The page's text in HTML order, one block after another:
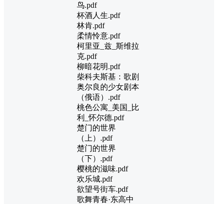
鸟.pdf
杯酒人生.pdf
林肯.pdf
柔情怜意.pdf
柯里亚_兹_斯维拉
克.pdf
柳暗花明.pdf
柴科夫斯基：歌剧
奥尔良的少女剧本
（俄语）.pdf
桃色公寓_美国_比
利_怀尔德.pdf
楚门的世界
（上）.pdf
楚门的世界
（下）.pdf
樱桃的滋味.pdf
欢乐城.pdf
欲望号街车.pdf
歌舞青春·东高中